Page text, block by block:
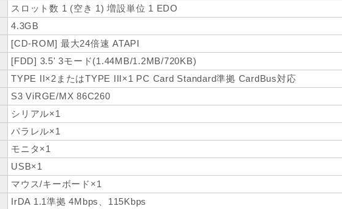
スロット数 1 (空き 1) 増設単位 1 EDO
4.3GB
[CD-ROM] 最大24倍速 ATAPI
[FDD] 3.5' 3モード(1.44MB/1.2MB/720KB)
TYPE II×2またはTYPE III×1 PC Card Standard準拠 CardBus対応
S3 ViRGE/MX 86C260
シリアル×1
パラレル×1
モニタ×1
USB×1
マウス/キーボード×1
IrDA 1.1準拠 4Mbps、115Kbps